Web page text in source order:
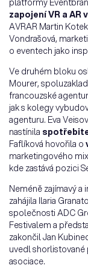
zapojení VR a
AVRAR Martin
Vondrašová,
o eventech jako
Ve druhém bloku
Mourer,
francouzské
jak s kolegy
agenturu. Eva
nastínila
Faflíková hovořila o
marketingového
kde zastává pozici
Neméně zajímavý
zahájila Ilaria
společnosti ADC
Festivalem a
zakončil Jan
uvedl shorlistované
asociace.